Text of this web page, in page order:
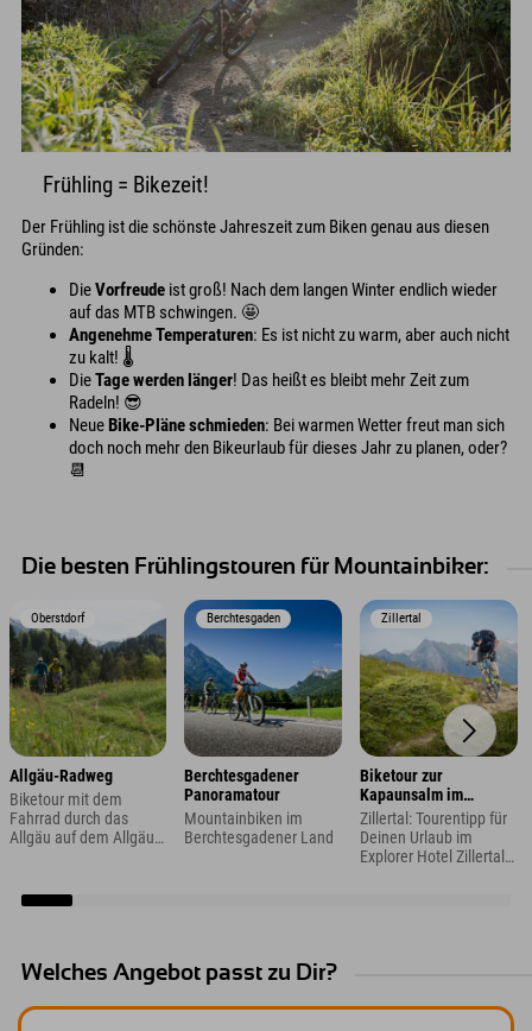
Frühling = Bikezeit!
Der Frühling ist die schönste Jahreszeit zum Biken genau aus diesen
Gründen:
DieVorfreude ist groß! Nach dem langen Winter endlich wieder
auf das MTB schwingen. 🤩
Angenehme Temperaturen: Es ist nicht zu warm, aber auch nicht
zu kalt! 🌡️
DieTage werden länger! Das heißt es bleibt mehr Zeit zum
Radeln! 😎
NeueBike-Pläne schmieden: Bei warmen Wetter freut man sich
doch noch mehr den Bikeurlaub für dieses Jahr zu planen, oder?
📆
Die besten Frühlingstouren für Mountainbiker:
Oberstdorf
Allgäu-Radweg
Biketour mit dem
Fahrrad durch das
Allgäu auf dem Allgäu
Berchtesgaden
Berchtesgadener
Panoramatour
Mountainbiken im
Berchtesgadener Land
Zillertal
Biketour zur
Kapaunsalm im
Zillertal
Zillertal: Tourentipp für
Deinen Urlaub im
Explorer Hotel Zillertal
Welches Angebot passt zu Dir?